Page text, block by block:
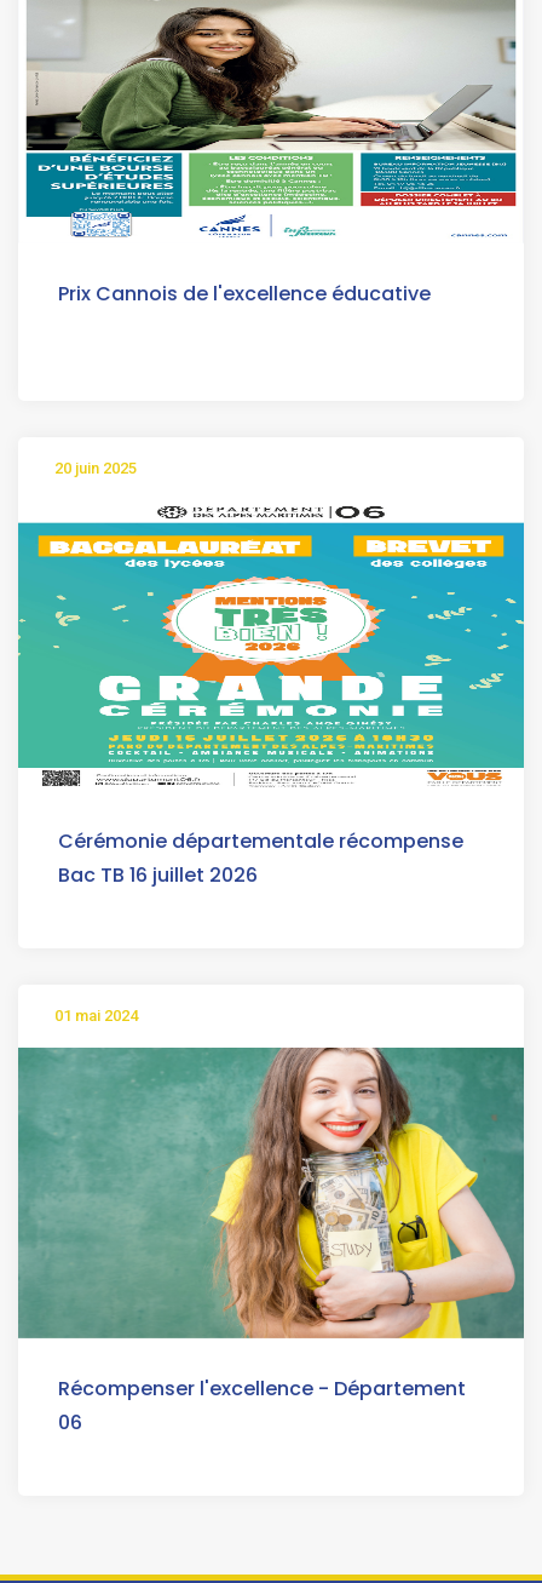
Prix Cannois de l'excellence éducative
20 juin 2025
Cérémonie départementale récompense
Bac TB 16 juillet 2026
01 mai 2024
Récompenser l'excellence - Département
06